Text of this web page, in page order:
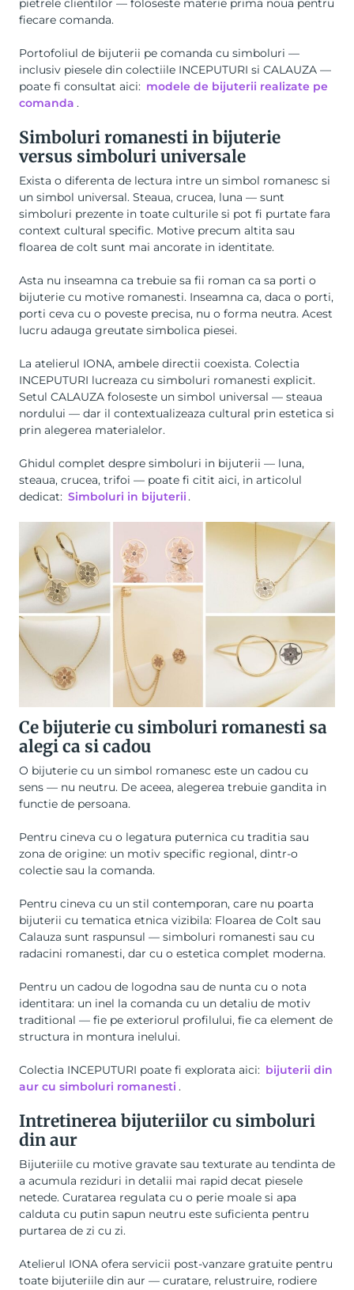
pietrele clientilor — foloseste materie prima noua pentru
fiecare comanda.
Portofoliul de bijuterii pe comanda cu simboluri —
inclusiv piesele din colectiile INCEPUTURI si CALAUZA —
poate fi consultat aici: modele de bijuterii realizate pe
comanda .
Simboluri romanesti in bijuterie
versus simboluri universale
Exista o diferenta de lectura intre un simbol romanesc si
un simbol universal. Steaua, crucea, luna — sunt
simboluri prezente in toate culturile si pot fi purtate fara
context cultural specific. Motive precum altita sau
floarea de colt sunt mai ancorate in identitate.
Asta nu inseamna ca trebuie sa fii roman ca sa porti o
bijuterie cu motive romanesti. Inseamna ca, daca o porti,
porti ceva cu o poveste precisa, nu o forma neutra. Acest
lucru adauga greutate simbolica piesei.
La atelierul IONA, ambele directii coexista. Colectia
INCEPUTURI lucreaza cu simboluri romanesti explicit.
Setul CALAUZA foloseste un simbol universal — steaua
nordului — dar il contextualizeaza cultural prin estetica si
prin alegerea materialelor.
Ghidul complet despre simboluri in bijuterii — luna,
steaua, crucea, trifoi — poate fi citit aici, in articolul
dedicat: Simboluri in bijuterii.
Ce bijuterie cu simboluri romanesti sa
alegi ca si cadou
O bijuterie cu un simbol romanesc este un cadou cu
sens — nu neutru. De aceea, alegerea trebuie gandita in
functie de persoana.
Pentru cineva cu o legatura puternica cu traditia sau
zona de origine: un motiv specific regional, dintr-o
colectie sau la comanda.
Pentru cineva cu un stil contemporan, care nu poarta
bijuterii cu tematica etnica vizibila: Floarea de Colt sau
Calauza sunt raspunsul — simboluri romanesti sau cu
radacini romanesti, dar cu o estetica complet moderna.
Pentru un cadou de logodna sau de nunta cu o nota
identitara: un inel la comanda cu un detaliu de motiv
traditional — fie pe exteriorul profilului, fie ca element de
structura in montura inelului.
Colectia INCEPUTURI poate fi explorata aici: bijuterii din
aur cu simboluri romanesti .
Intretinerea bijuteriilor cu simboluri
din aur
Bijuteriile cu motive gravate sau texturate au tendinta de
a acumula reziduri in detalii mai rapid decat piesele
netede. Curatarea regulata cu o perie moale si apa
calduta cu putin sapun neutru este suficienta pentru
purtarea de zi cu zi.
Atelierul IONA ofera servicii post-vanzare gratuite pentru
toate bijuteriile din aur — curatare, relustruire, rodiere